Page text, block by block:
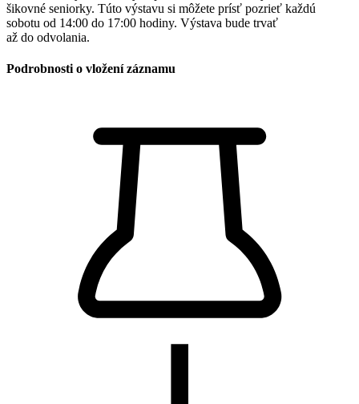
šikovné seniorky. Túto výstavu si môžete prísť pozrieť každú
sobotu od 14:00 do 17:00 hodiny. Výstava bude trvať
až do odvolania.
Podrobnosti o vložení záznamu